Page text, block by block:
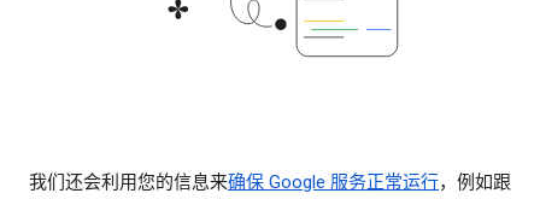
我们还会利用您的信息来确保 Google 服务正常运行，例如跟